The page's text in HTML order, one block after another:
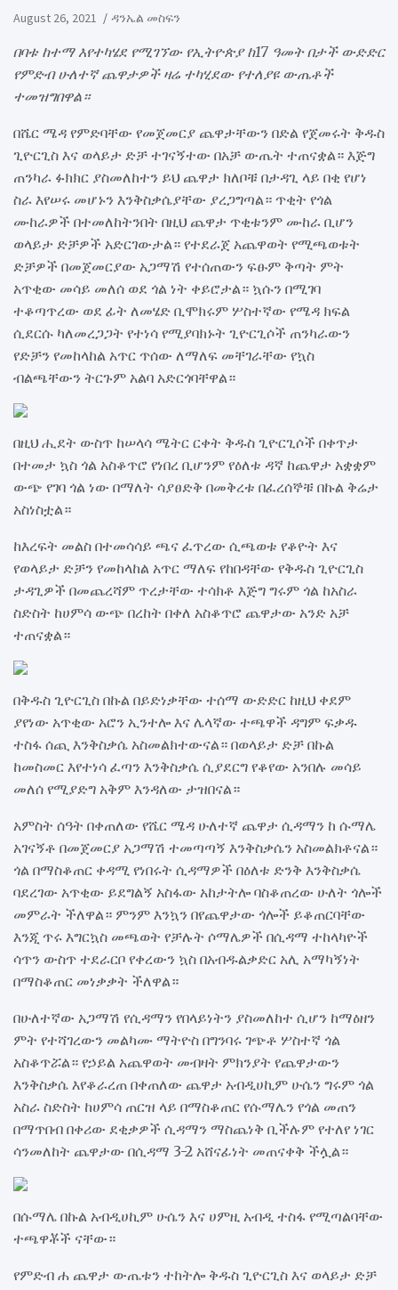
August 26, 2021 ዳንኤል መስፍን
በባቱ ከተማ እየተካሄደ የሚገኘው የኢትዮጵያ ከ17 ዓመት በታች ውድድር
የምድብ ሁለተኛ ጨዋታዎች ዛሬ ተካሂደው የተለያዩ ውጤቶች
ተመዝግበዋል።
በሼር ሜዳ የምድባቸው የመጀመርያ ጨዋታቸውን በድል የጀመሩት ቅዱስ
ጊዮርጊስ እና ወላይታ ድቻ ተገናኝተው በአቻ ውጤት ተጠናቋል። እጅግ
ጠንካራ ፉክክር ያስመለከተን ይህ ጨዋታ ክለቦቹ በታዳጊ ላይ በቂ የሆነ
ስራ እየሠሩ መሆኑን እንቅስቃሴያቸው ያረጋግጣል። ጥቂት የጎል
ሙከራዎች በተመለከትንበት በዚህ ጨዋታ ጥቂቱንም ሙከራ ቢሆን
ወላይታ ድቻዎች አድርገውታል። የተደራጀ አጨዋወት የሚጫወቱት
ድቻዎች በመጀመርያው አጋማሽ የተሰጠውን ፍፁም ቅጣት ምት
አጥቂው መሳይ መለሰ ወደ ጎል ነት ቀይሮታል። ኳሱን በሚገባ
ተቆጣጥረው ወደ ፊት ለመሄድ ቢሞክሩም ሦስተኛው የሜዳ ክፍል
ሲደርሱ ካለመረጋጋት የተነሳ የሚያባክኑት ጊዮርጊሶች ጠንካራውን
የድቻን የመከላከል አጥር ጥሰው ለማለፍ መቸገራቸው የኳስ
ብልጫቸውን ትርጉም አልባ አድርጎባቸዋል።
በዚህ ሒደት ውስጥ ከሠላሳ ሜትር ርቀት ቅዱስ ጊዮርጊሶች በቀጥታ
በተመታ ኳስ ጎል አስቆጥሮ የነበረ ቢሆንም የዕለቱ ዳኛ ከጨዋታ አቋቋም
ውጭ የገባ ጎል ነው በማለት ሳያፀድቅ በመቅረቱ በፈረሰኞቹ በኩል ቅሬታ
አስነስቷል።
ከእረፍት መልስ በተመሳሳይ ጫና ፈጥረው ሲጫወቱ የቆዮት እና
የወላይታ ድቻን የመከላከል አጥር ማለፍ የከበዳቸው የቅዱስ ጊዮርጊስ
ታዳጊዎች በመጨረሻም ጥረታቸው ተሳክቶ እጅግ ግሩም ጎል ከአስራ
ስድስት ከሀምሳ ውጭ በረከት በቀለ አስቆጥሮ ጨዋታው አንድ አቻ
ተጠናቋል።
በቅዱስ ጊዮርጊስ በኩል በይድነቃቸው ተሰማ ውድድር ከዚህ ቀደም
ያየነው አጥቂው አሮን ኢንተሎ እና ሌላኛው ተጫዋች ዳግም ፍቃዱ
ተስፋ ሰጪ እንቅስቃሴ አስመልክተውናል። በወላይታ ድቻ በኩል
ከመስመር እየተነሳ ፈጣን እንቅስቃሴ ሲያደርግ የቆየው አንበሉ መሳይ
መለሰ የሚያድግ አቅም እንዳለው ታዝበናል።
አምስት ሰዓት በቀጠለው የሼር ሜዳ ሁለተኛ ጨዋታ ሲዳማን ከ ሱማሌ
አገናኝቶ በመጀመርያ አጋማሽ ተመጣጣኝ እንቅስቃሴን አስመልክቶናል።
ጎል በማስቆጠር ቀዳሚ የነበሩት ሲዳማዎች በዕለቱ ድንቅ እንቅስቃሴ
ባደረገው አጥቂው ይደግልኝ አስፋው አከታትሎ ባስቆጠረው ሁለት ጎሎች
መምራት ችለዋል። ምንም እንኳን በየጨዋታው ጎሎች ይቆጠርባቸው
እንጂ ጥሩ እግርኳስ መጫወት የቻሉት ሶማሌዎች በሲዳማ ተከላካዮች
ሳጥን ውስጥ ተደራርቦ የቀረውን ኳስ በአብዱልቃድር አሊ አማካኝነት
በማስቆጠር መነቃቃት ችለዋል።
በሁለተኛው አጋማሽ የሲዳማን የበላይነትን ያስመለከተ ሲሆን ከማዕዘን
ምት የተሻገረውን መልካሙ ማትዮስ በግንባሩ ገጭቶ ሦስተኛ ጎል
አስቆጥሯል። የኃይል አጨዋወት መብዛት ምክንያት የጨዋታውን
እንቅስቃሴ እየቆራረጠ በቀጠለው ጨዋታ አብዲሀኪም ሁሴን ግሩም ጎል
አስራ ስድስት ከሀምሳ ጠርዝ ላይ በማስቆጠር የሱማሌን የጎል መጠን
በማጥበብ በቀሪው ደቂቃዎች ሲዳማን ማስጨነቅ ቢችሉም የተለየ ነገር
ሳንመለከት ጨዋታው በሲዳማ 3-2 አሸናፊነት መጠናቀቅ ችሏል።
በሱማሌ በኩል አብዲሀኪም ሁሴን እና ሀምዚ አብዲ ተስፋ የሚጣልባቸው
ተጫዋቾች ናቸው።
የምድብ ሐ ጨዋታ ውጤቱን ተከትሎ ቅዱስ ጊዮርጊስ እና ወላይታ ድቻ